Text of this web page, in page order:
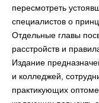
пересмотреть
специалистов о
Отдельные главы
расстройств и
Издание
и колледжей,
практикующих